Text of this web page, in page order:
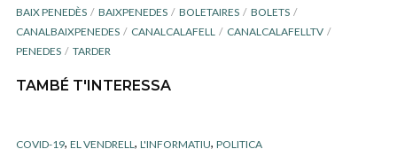
BAIX PENEDÈS BAIXPENEDES BOLETAIRES
BOLETS
CANALBAIXPENEDES
CANALCALAFELL
CANALCALAFELLTV
PENEDES
TARDER
TAMBÉ T'INTERESSA
COVID-19, EL VENDRELL , L'INFORMATIU, POLITICA